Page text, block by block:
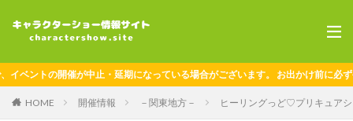
トの開催が中止・延期になっている場合がございます。 お出かけ前に必ず公
HOME 開催情報 －関東地方－ ヒーリングっど♡プリキュア